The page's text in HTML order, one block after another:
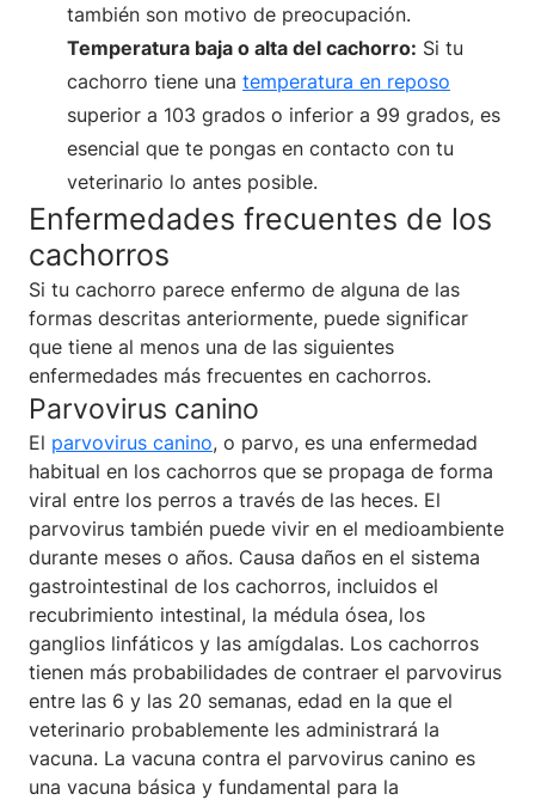
también son motivo de preocupación.
Temperatura baja o alta del cachorro: Si tu
cachorro tiene una temperatura en reposo
superior a 103 grados o inferior a 99 grados, es
esencial que te pongas en contacto con tu
veterinario lo antes posible.
Enfermedades frecuentes de los
cachorros
Si tu cachorro parece enfermo de alguna de las
formas descritas anteriormente, puede significar
que tiene al menos una de las siguientes
enfermedades más frecuentes en cachorros.
Parvovirus canino
El parvovirus canino, o parvo, es una enfermedad
habitual en los cachorros que se propaga de forma
viral entre los perros a través de las heces. El
parvovirus también puede vivir en el medioambiente
durante meses o años. Causa daños en el sistema
gastrointestinal de los cachorros, incluidos el
recubrimiento intestinal, la médula ósea, los
ganglios linfáticos y las amígdalas. Los cachorros
tienen más probabilidades de contraer el parvovirus
entre las 6 y las 20 semanas, edad en la que el
veterinario probablemente les administrará la
vacuna. La vacuna contra el parvovirus canino es
una vacuna básica y fundamental para la